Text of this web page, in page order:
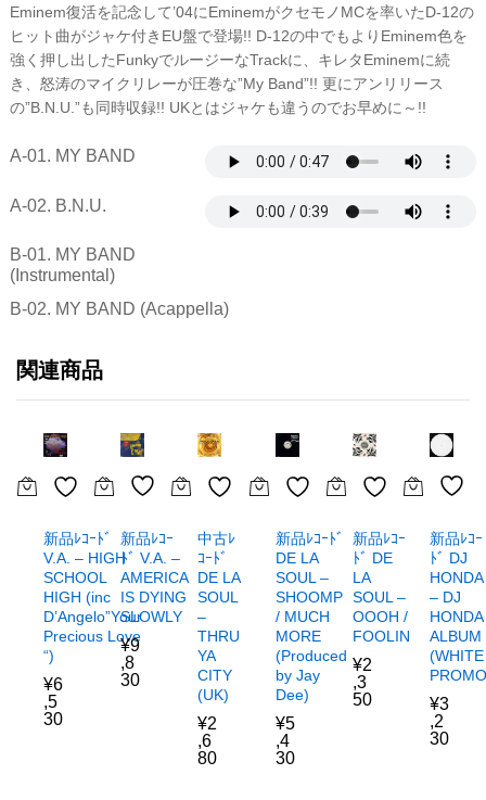
Eminem復活を記念して’04にEminemがクセモノMCを率いたD-12の
ヒット曲がジャケ付きEU盤で登場!! D-12の中でもよりEminem色を
強く押し出したFunkyでルージーなTrackに、キレタEminemに続
き、怒涛のマイクリレーが圧巻な”My Band”!! 更にアンリリース
の”B.N.U.”も同時収録!! UKとはジャケも違うのでお早めに～!!
A-01. MY BAND
A-02. B.N.U.
B-01. MY BAND
(Instrumental)
B-02. MY BAND (Acappella)
関連商品
新品ﾚｺｰﾄﾞ
V.A. – HIGH
SCHOOL
HIGH (inc
D’Angelo”Your
Precious Love
“)
¥6
,5
30
新品ﾚｺｰ
ﾄﾞ V.A. –
AMERICA
IS DYING
SLOWLY
¥9
,8
30
中古ﾚ
ｺｰﾄﾞ
DE LA
SOUL
–
THRU
YA
CITY
(UK)
¥2
,6
80
新品ﾚｺｰﾄﾞ
DE LA
SOUL –
SHOOMP
/ MUCH
MORE
(Produced
by Jay
Dee)
¥5
,4
30
新品ﾚｺｰ
ﾄﾞ DE
LA
SOUL –
OOOH /
FOOLIN
¥2
,3
50
新品ﾚｺｰ
ﾄﾞ DJ
HONDA
– DJ
HONDA
ALBUM
(WHITE
¥3
,2
30